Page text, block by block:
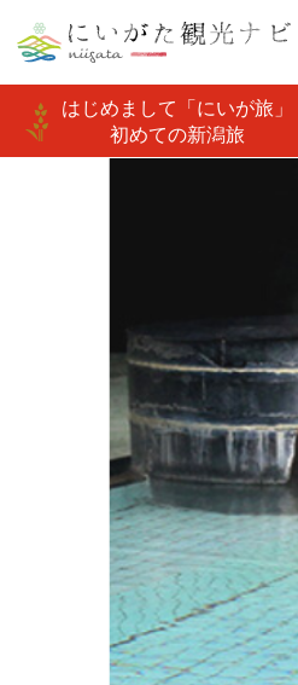
はじめまして「にいが旅」
初めての新潟旅